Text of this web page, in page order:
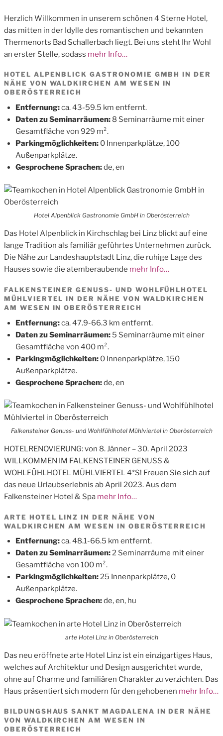
Herzlich Willkommen in unserem schönen 4 Sterne Hotel,
das mitten in der Idylle des romantischen und bekannten
Thermenorts Bad Schallerbach liegt. Bei uns steht Ihr Wohl
an erster Stelle, sodass mehr Info…
HOTEL ALPENBLICK GASTRONOMIE GMBH IN DER
NÄHE VON WALDKIRCHEN AM WESEN IN
OBERÖSTERREICH
Entfernung:ca. 43-59.5 km entfernt.
Daten zu Seminarräumen: 8 Seminarräume mit einer
Gesamtfläche von 929 m².
Parkingmöglichkeiten: 0 Innenparkplätze, 100
Außenparkplätze.
Gesprochene Sprachen:de, en
Hotel Alpenblick Gastronomie GmbH in Oberösterreich
Das Hotel Alpenblick in Kirchschlag bei Linz blickt auf eine
lange Tradition als familiär geführtes Unternehmen zurück.
Die Nähe zur Landeshauptstadt Linz, die ruhige Lage des
Hauses sowie die atemberaubende mehr Info…
FALKENSTEINER GENUSS- UND WOHLFÜHLHOTEL
MÜHLVIERTEL IN DER NÄHE VON WALDKIRCHEN
AM WESEN IN OBERÖSTERREICH
Entfernung:ca. 47.9-66.3 km entfernt.
Daten zu Seminarräumen: 5 Seminarräume mit einer
Gesamtfläche von 400 m².
Parkingmöglichkeiten: 0 Innenparkplätze, 150
Außenparkplätze.
Gesprochene Sprachen:de, en
Falkensteiner Genuss- und Wohlfühlhotel Mühlviertel in Oberösterreich
HOTELRENOVIERUNG: von 8. Jänner – 30. April 2023
WILLKOMMEN IM FALKENSTEINER GENUSS &
WOHLFÜHLHOTEL MÜHLVIERTEL 4*S! Freuen Sie sich auf
das neue Urlaubserlebnis ab April 2023. Aus dem
Falkensteiner Hotel & Spa mehr Info…
ARTE HOTEL LINZ IN DER NÄHE VON
WALDKIRCHEN AM WESEN IN OBERÖSTERREICH
Entfernung:ca. 48.1-66.5 km entfernt.
Daten zu Seminarräumen:2 Seminarräume mit einer
Gesamtfläche von 100 m².
Parkingmöglichkeiten:25 Innenparkplätze, 0
Außenparkplätze.
Gesprochene Sprachen:de, en, hu
arte Hotel Linz in Oberösterreich
Das neu eröffnete arte Hotel Linz ist ein einzigartiges Haus,
welches auf Architektur und Design ausgerichtet wurde,
ohne auf Charme und familiären Charakter zu verzichten. Das
Haus präsentiert sich modern für den gehobenen mehr Info…
BILDUNGSHAUS SANKT MAGDALENA IN DER NÄHE
VON WALDKIRCHEN AM WESEN IN
OBERÖSTERREICH